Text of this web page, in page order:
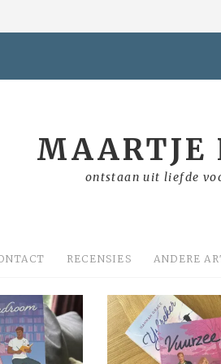
MAARTJE
ontstaan uit liefde
RECENSIES ANDERE